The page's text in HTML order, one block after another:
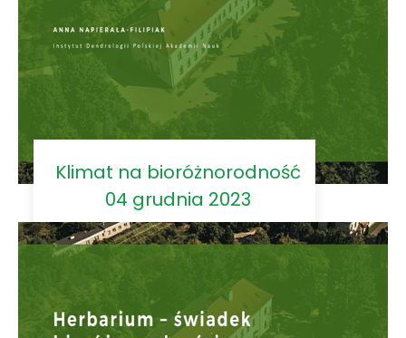
Klimat na bioróżnorodność
04 grudnia 2023